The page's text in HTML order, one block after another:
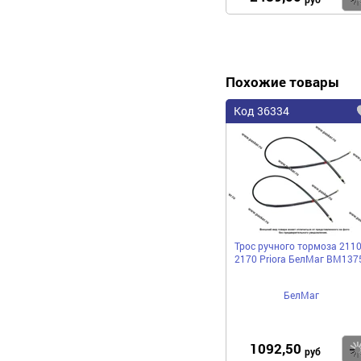
Похожие товары
Код 36334
Трос ручного тормоза 2110,
2170 Priora БелМаг
БелМаг
1092,50 руб